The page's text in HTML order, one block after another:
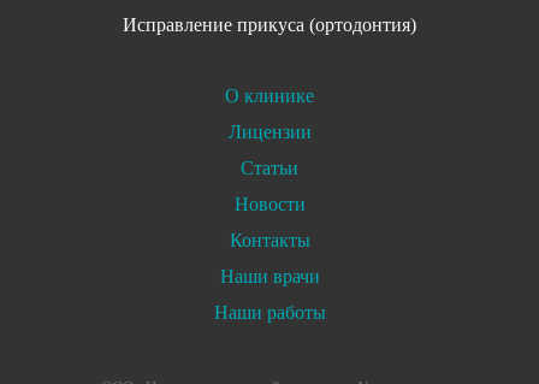
Исправление прикуса (ортодонтия)
О клинике
Лицензии
Статьи
Новости
Контакты
Наши врачи
Наши работы